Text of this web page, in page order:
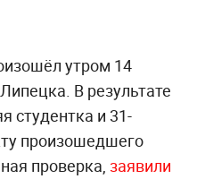
утром 14
В результате
студентка и 31-
произошедшего
проверка, заявили